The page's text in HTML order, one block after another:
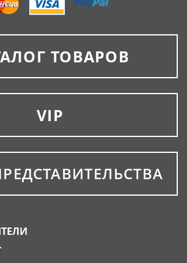
ТОВАРОВ
VIP